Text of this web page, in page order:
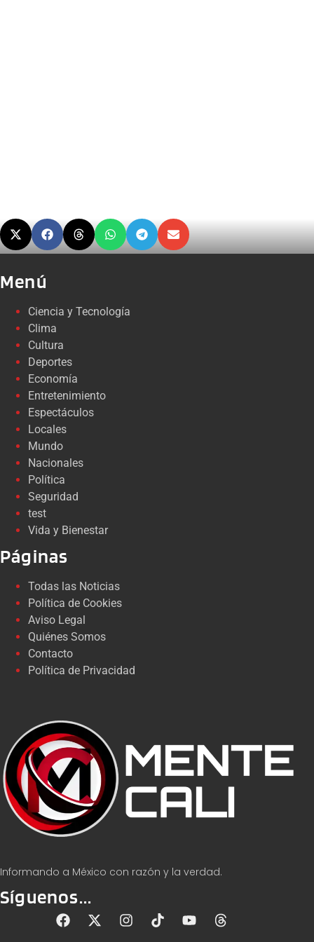
Informando a México con razón y la verdad.
Síguenos...
Menú
Ciencia y Tecnología
Clima
Cultura
Deportes
Economía
Entretenimiento
Espectáculos
Locales
Mundo
Nacionales
Política
Seguridad
test
Vida y Bienestar
Páginas
Todas las Noticias
Política de Cookies
Aviso Legal
Quiénes Somos
Contacto
Política de Privacidad